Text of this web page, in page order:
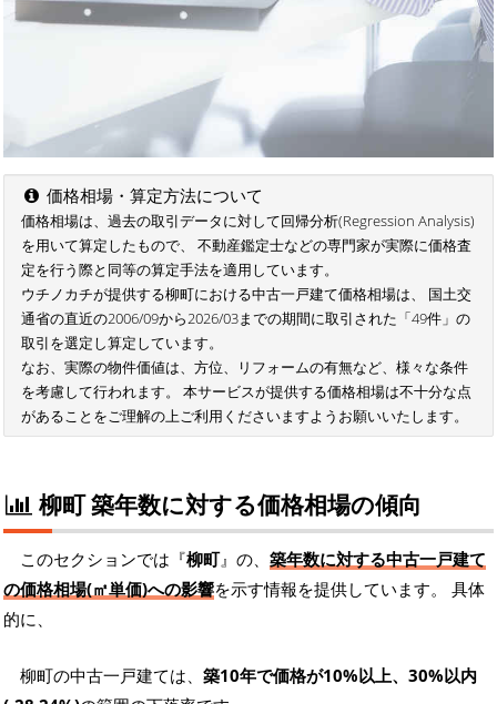
価格相場・算定方法について
価格相場は、過去の取引データに対して回帰分析(Regression Analysis)
を用いて算定したもので、 不動産鑑定士などの専門家が実際に価格査
定を行う際と同等の算定手法を適用しています。
ウチノカチが提供する柳町における中古一戸建て価格相場は、 国土交
通省の直近の2006/09から2026/03までの期間に取引された「49件」の
取引を選定し算定しています。
なお、実際の物件価値は、方位、リフォームの有無など、様々な条件
を考慮して行われます。 本サービスが提供する価格相場は不十分な点
があることをご理解の上ご利用くださいますようお願いいたします。
柳町 築年数に対する価格相場の傾向
このセクションでは『柳町』の、 築年数に対する中古一戸建て
の価格相場(㎡単価)への影響を示す情報を提供しています。 具体
的に、
柳町の中古一戸建ては、 築10年で価格が10%以上、30%以内